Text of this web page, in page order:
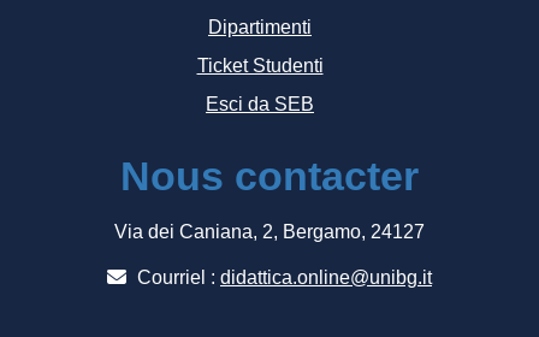
Dipartimenti
Ticket Studenti
Esci da SEB
Nous contacter
Via dei Caniana, 2, Bergamo, 24127
Courriel : didattica.online@unibg.it